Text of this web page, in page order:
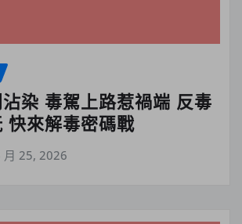
染 毒駕上路惹禍端 反毒
快來解毒密碼戰
月 25, 2026